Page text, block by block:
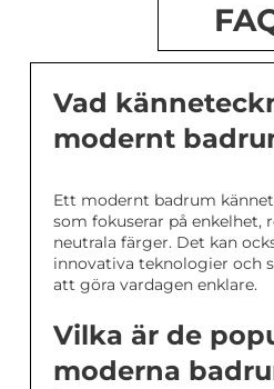
Vad
modernt
Ett modernt badrum
som fokuserar på enkelhet,
neutrala färger. Det kan
innovativa teknologier och
att göra vardagen enklare.
Vilka är de
moderna